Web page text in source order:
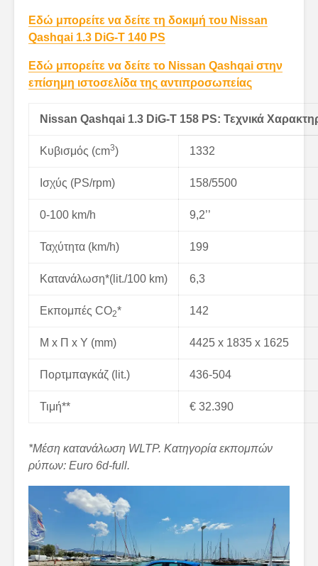
Εδώ μπορείτε να δείτε τη δοκιμή του Nissan
Qashqai 1.3 DiG-T 140 PS
Εδώ μπορείτε να δείτε το Nissan Qashqai στην
επίσημη ιστοσελίδα της αντιπροσωπείας
Nissan Qashqai 1.3 DiG-T 158 PS: Τεχνικά
Κυβισμός (cm3) 1332
Ισχύς (PS/rpm) 158/5500
0-100 km/h 9,2’’
Ταχύτητα (km/h) 199
Κατανάλωση*(lit./100 km) 6,3
Εκπομπές CO2* 142
M x Π x Y (mm) 4425 x 1835 x 1625
Πορτμπαγκάζ (lit.) 436-504
Τιμή** € 32.390
*Μέση κατανάλωση WLTP. Κατηγορία εκπομπών
ρύπων: Euro 6d-full.